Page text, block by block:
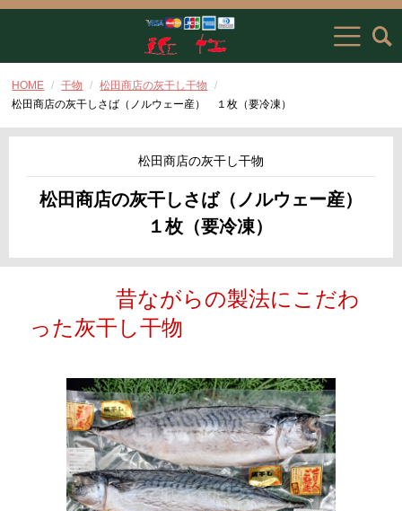
HOME 干物
松田商店の灰干し干物
松田商店の灰干しさば（ノルウェー産） １枚（要冷凍）
松田商店の灰干し干物
松田商店の灰干しさば（ノルウェー産）
１枚（要冷凍）
昔ながらの製法にこだわ
った灰干し干物